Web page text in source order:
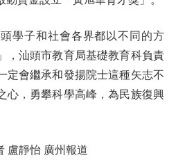
子和社會各界都以不同的方
，汕頭市教育局基礎教育科負責
定會繼承和發揚院士這種矢志不
心，勇攀科學高峰，為民族復興
靜怡 廣州報道